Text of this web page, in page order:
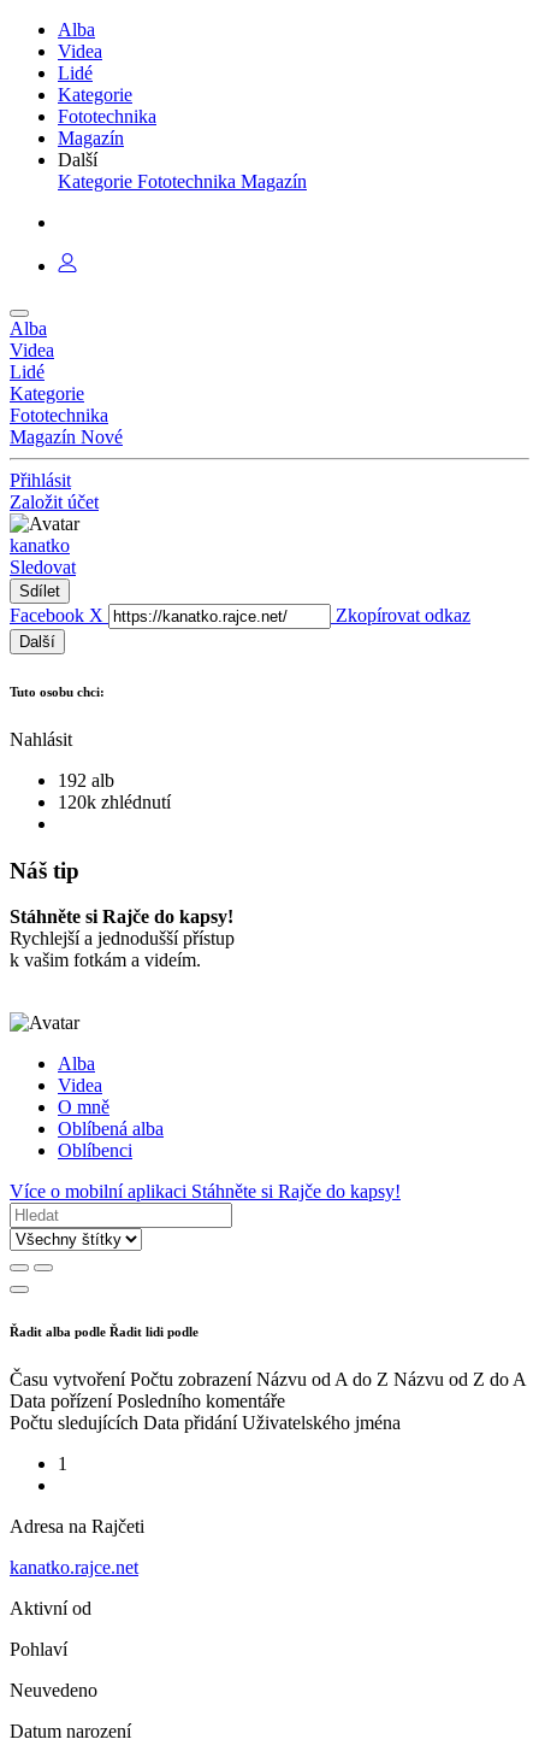
Alba
Videa
Lidé
Kategorie
Fototechnika
Magazín
Další
Kategorie Fototechnika Magazín
Alba
Videa
Lidé
Kategorie
Fototechnika
Magazín Nové
Přihlásit
Založit účet
kanatko
Sledovat
Sdílet
Facebook X Zkopírovat odkaz
Další
Tuto osobu chci:
Nahlásit
192 alb
120k zhlédnutí
Náš tip
Stáhněte si Rajče do kapsy!
Rychlejší a jednodušší přístup
k vašim fotkám a videím.
Alba
Videa
O mně
Oblíbená alba
Oblíbenci
Více o mobilní aplikaci Stáhněte si Rajče do kapsy!
Řadit alba podle Řadit lidi podle
Času vytvoření Počtu zobrazení Názvu od A do Z Názvu od Z do A
Data pořízení Posledního komentáře
Počtu sledujících Data přidání Uživatelského jména
1
Adresa na Rajčeti
kanatko.rajce.net
Aktivní od
Pohlaví
Neuvedeno
Datum narození